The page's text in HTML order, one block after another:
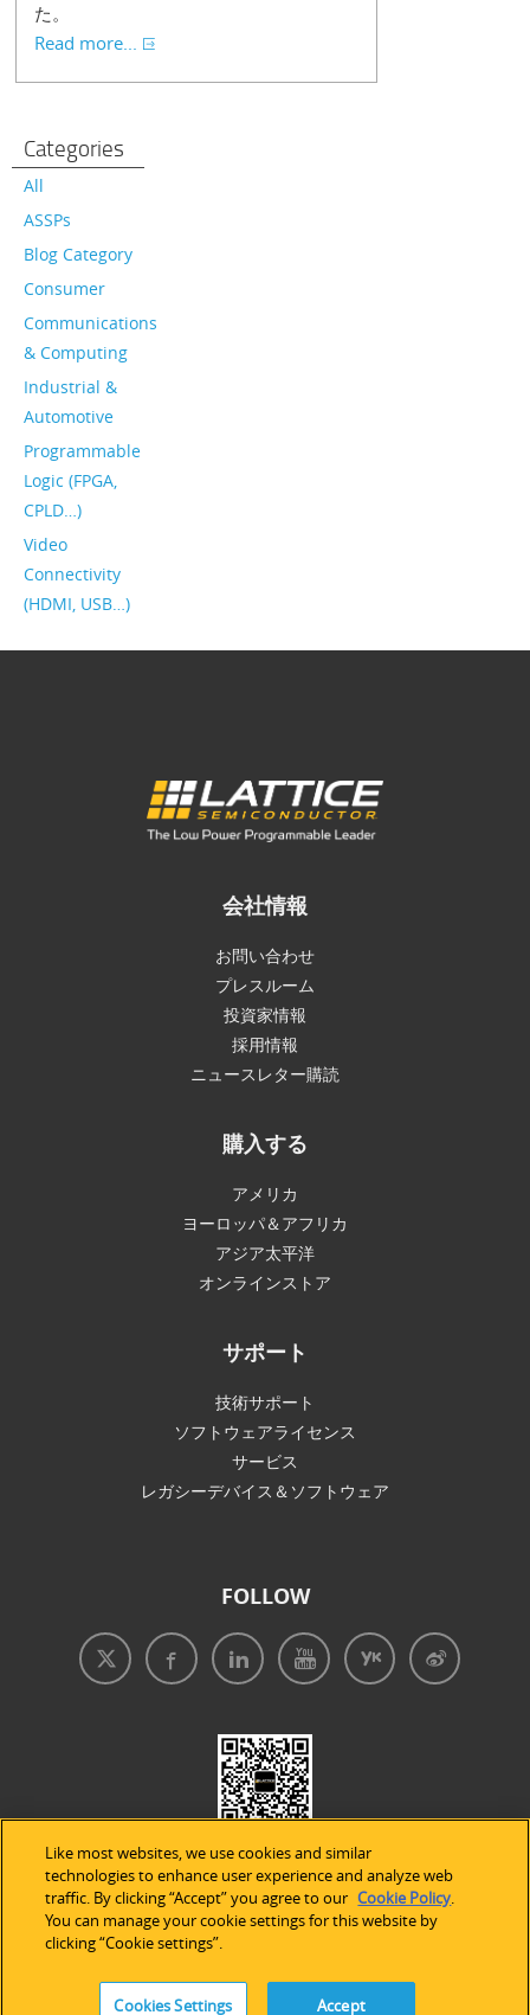
た。
Read more...
Categories
All
ASSPs
Blog Category
Consumer
Communications
& Computing
Industrial &
Automotive
Programmable
Logic (FPGA,
CPLD…)
Video
Connectivity
(HDMI, USB…)
会社情報
お問い合わせ
プレスルーム
投資家情報
採用情報
ニュースレター購読
購入する
アメリカ
ヨーロッパ＆アフリカ
アジア太平洋
オンラインストア
サポート
技術サポート
ソフトウェアライセンス
サービス
レガシーデバイス＆ソフトウェア
FOLLOW
| プライバシープリシー
Like most websites, we use cookies and similar
technologies to enhance user experience and analyze web
traffic. By clicking “Accept” you agree to our Cookie Policy.
You can manage your cookie settings for this website by
clicking “Cookie settings”.
Cookies Settings Accept